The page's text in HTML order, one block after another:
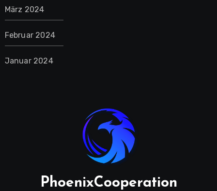
März 2024
Februar 2024
Januar 2024
PhoenixCooperation